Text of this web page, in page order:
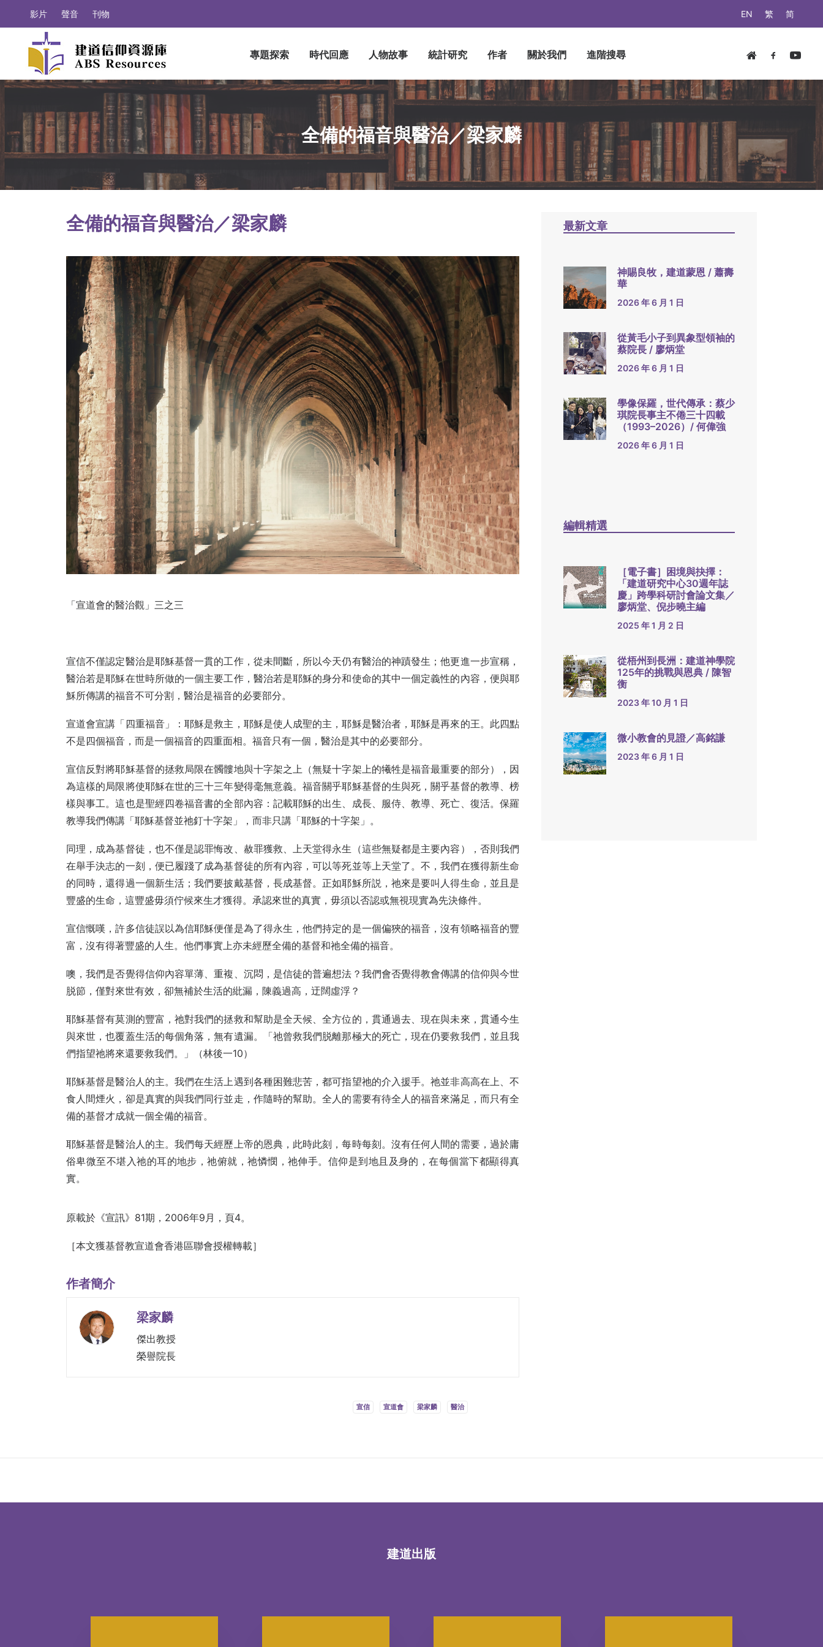
EN 繁 简
影片 聲音 刊物
專題探索 時代回應 人物故事 統計研究 作者 關於我們 進階搜尋
全備的福音與醫治／梁家麟
全備的福音與醫治／梁家麟
「宣道會的醫治觀」三之三
宣信不僅認定醫治是耶穌基督一貫的工作，從未間斷，所以今天仍有醫治的神蹟發生；他更進一步宣稱，
醫治若是耶穌在世時所做的一個主要工作，醫治若是耶穌的身分和使命的其中一個定義性的內容，便與耶
穌所傳講的福音不可分割，醫治是福音的必要部分。
宣道會宣講「四重福音」：耶穌是救主，耶穌是使人成聖的主，耶穌是醫治者，耶穌是再來的王。此四點
不是四個福音，而是一個福音的四重面相。福音只有一個，醫治是其中的必要部分。
宣信反對將耶穌基督的拯救局限在髑髏地與十字架之上（無疑十字架上的犧牲是福音最重要的部分），因
為這樣的局限將使耶穌在世的三十三年變得毫無意義。福音關乎耶穌基督的生與死，關乎基督的教導、榜
樣與事工。這也是聖經四卷福音書的全部內容：記載耶穌的出生、成長、服侍、教導、死亡、復活。保羅
教導我們傳講「耶穌基督並祂釘十字架」，而非只講「耶穌的十字架」。
同理，成為基督徒，也不僅是認罪悔改、赦罪獲救、上天堂得永生（這些無疑都是主要內容），否則我們
在舉手決志的一刻，便已履踐了成為基督徒的所有內容，可以等死並等上天堂了。不，我們在獲得新生命
的同時，還得過一個新生活；我們要披戴基督，長成基督。正如耶穌所説，祂來是要叫人得生命，並且是
豐盛的生命，這豐盛毋須佇候來生才獲得。承認來世的真實，毋須以否認或無視現實為先決條件。
宣信慨嘆，許多信徒誤以為信耶穌便僅是為了得永生，他們持定的是一個偏狹的福音，沒有領略福音的豐
富，沒有得著豐盛的人生。他們事實上亦未經歷全備的基督和祂全備的福音。
噢，我們是否覺得信仰內容單薄、重複、沉悶，是信徒的普遍想法？我們會否覺得教會傳講的信仰與今世
脱節，僅對來世有效，卻無補於生活的紕漏，陳義過高，迂闊虛浮？
耶穌基督有莫測的豐富，祂對我們的拯救和幫助是全天候、全方位的，貫通過去、現在與未來，貫通今生
與來世，也覆蓋生活的每個角落，無有遺漏。「祂曾救我們脱離那極大的死亡，現在仍要救我們，並且我
們指望祂將來還要救我們。」（林後一10）
耶穌基督是醫治人的主。我們在生活上遇到各種困難悲苦，都可指望祂的介入援手。祂並非高高在上、不
食人間煙火，卻是真實的與我們同行並走，作隨時的幫助。全人的需要有待全人的福音來滿足，而只有全
備的基督才成就一個全備的福音。
耶穌基督是醫治人的主。我們每天經歷上帝的恩典，此時此刻，每時每刻。沒有任何人間的需要，過於庸
俗卑微至不堪入祂的耳的地步，祂俯就，祂憐憫，祂伸手。信仰是到地且及身的，在每個當下都顯得真
實。
原載於《宣訊》81期，2006年9月，頁4。
［本文獲基督教宣道會香港區聯會授權轉載］
作者簡介
梁家麟
傑出教授
榮譽院長
最新文章
神賜良牧，建道蒙恩 / 蕭壽
華
2026 年 6 月 1 日
從黃毛小子到異象型領袖的
蔡院長 / 廖炳堂
2026 年 6 月 1 日
學像保羅，世代傳承：蔡少
琪院長事主不倦三十四載
（1993–2026）/ 何偉強
2026 年 6 月 1 日
編輯精選
［電子書］困境與抉擇：
「建道研究中心30週年誌
慶」跨學科研討會論文集／
廖炳堂、倪步曉主編
2025 年 1 月 2 日
從梧州到長洲：建道神學院
125年的挑戰與恩典 / 陳智
衡
2023 年 10 月 1 日
微小教會的見證／高銘謙
2023 年 6 月 1 日
宣信 宣道會 梁家麟 醫治
建道出版